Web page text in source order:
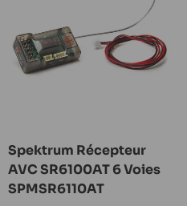
Spektrum Récepteur
AVC SR6100AT 6 Voies
SPMSR6110AT